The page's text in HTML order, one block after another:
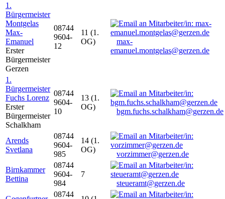
1.
Bürgermeister
Montgelas
Max-
Emanuel
Erster
Bürgermeister
Gerzen
08744
9604-
12
11 (1.
OG)
max-
emanuel.montgelas@gerzen.de
1.
Bürgermeister
Fuchs Lorenz
Erster
Bürgermeister
Schalkham
08744
9604-
10
13 (1.
OG)
bgm.fuchs.schalkham@gerzen.de
Arends
Svetlana
08744
9604-
985
14 (1.
OG)
vorzimmer@gerzen.de
Birnkammer
Bettina
08744
9604-
984
7
steueramt@gerzen.de
08744